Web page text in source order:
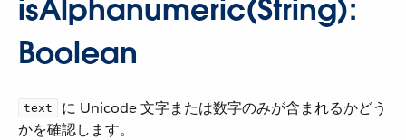
isAlphanumeric(String):
Boolean
text
​ に Unicode 文字または数字のみが含まれるかどう
かを確認します。